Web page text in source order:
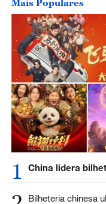
Mais Populares
1 China lidera
Bilheteria chinesa